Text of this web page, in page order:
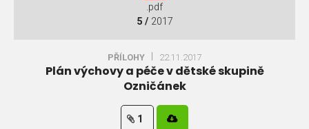
.pdf
5 / 2017
PŘÍLOHY 22.11.2017
Plán výchovy a péče v dětské skupině
Ozničánek
1